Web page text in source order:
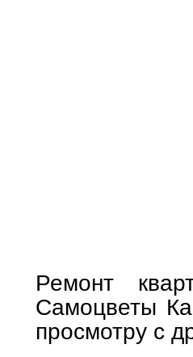
Ремонт
Самоцветы
просмотру с